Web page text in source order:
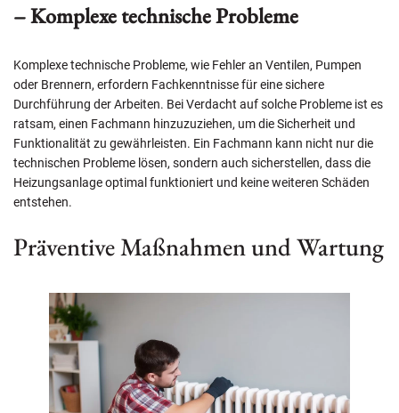
– Komplexe technische Probleme
Komplexe technische Probleme, wie Fehler an Ventilen, Pumpen
oder Brennern, erfordern Fachkenntnisse für eine sichere
Durchführung der Arbeiten. Bei Verdacht auf solche Probleme ist es
ratsam, einen Fachmann hinzuzuziehen, um die Sicherheit und
Funktionalität zu gewährleisten. Ein Fachmann kann nicht nur die
technischen Probleme lösen, sondern auch sicherstellen, dass die
Heizungsanlage optimal funktioniert und keine weiteren Schäden
entstehen.
Präventive Maßnahmen und Wartung